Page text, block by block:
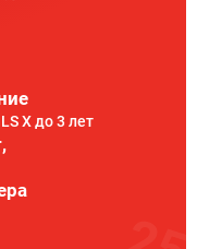
X до 3 лет